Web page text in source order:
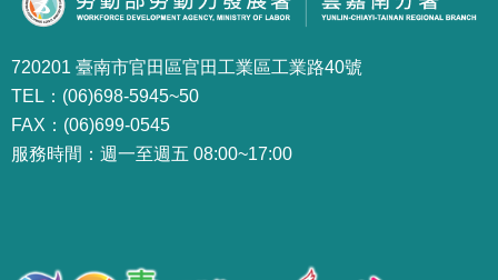
720201 臺南市官田區官田工業區工業路40號
TEL：(06)698-5945~50
FAX：(06)699-0545
服務時間：週一至週五 08:00~17:00